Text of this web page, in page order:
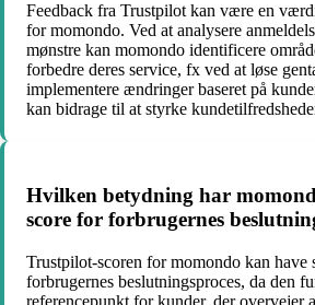
Feedback fra Trustpilot kan være en
for momondo. Ved at analysere
mønstre kan momondo identificere
forbedre deres service, fx ved at løse
implementere ændringer baseret på
kan bidrage til at styrke
Hvilken betydning har
score for forbrugernes
Trustpilot-scoren for momondo kan have
forbrugernes beslutningsproces, da den
referencepunkt for kunder, der overvejer